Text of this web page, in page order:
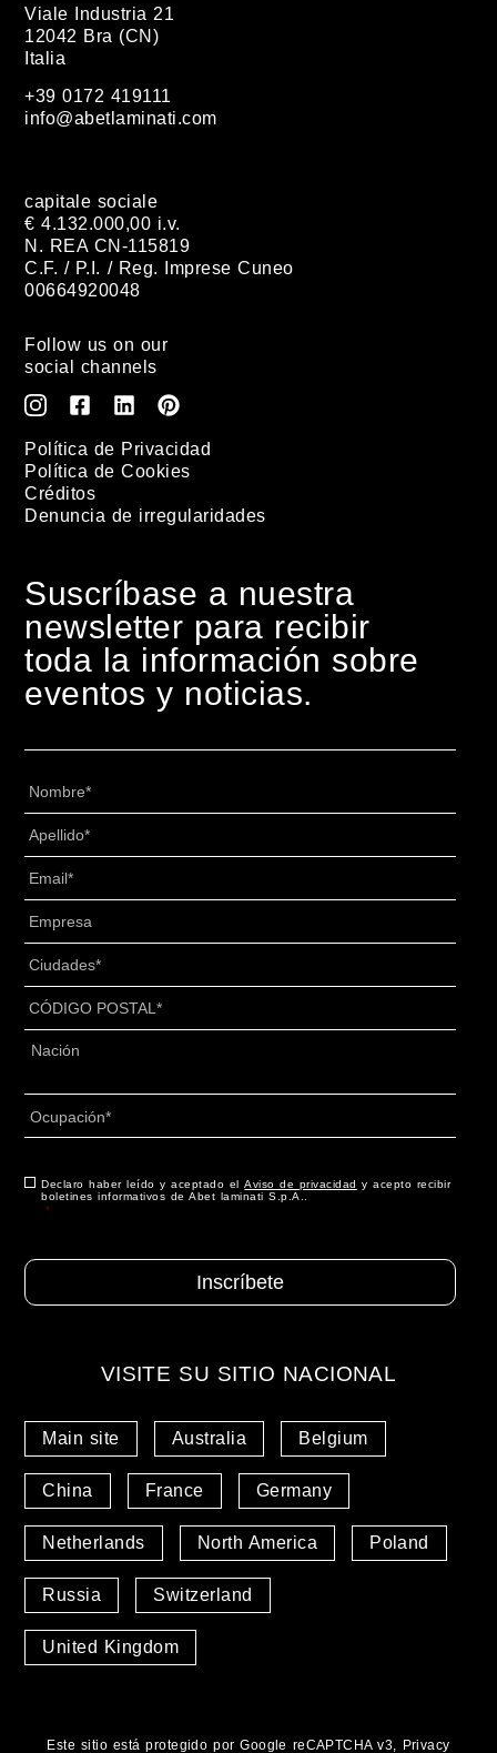
Viale Industria 21
12042 Bra (CN)
Italia
+39 0172 419111
info@abetlaminati.com
capitale sociale
€ 4.132.000,00 i.v.
N. REA CN-115819
C.F. / P.I. / Reg. Imprese Cuneo
00664920048
Follow us on our
social channels
Política de Privacidad
Política de Cookies
Créditos
Denuncia de irregularidades
Suscríbase a nuestra
newsletter para recibir
toda la información sobre
eventos y noticias.
Nombre
Apellido
Email
Senza
Titolo
Ciudades
CÓDIGO
Dirección
País
Consentimiento *
Declaro haber leído y aceptado elAviso de privacidad
y acepto recibir
boletines informativos de Abet laminati S.p.A..
*
VISITE SU SITIO NACIONAL
Main site Australia Belgium
China France Germany
Netherlands North America Poland
Russia Switzerland
United Kingdom
Este sitio está protegido por Google reCAPTCHA v3, Privacy